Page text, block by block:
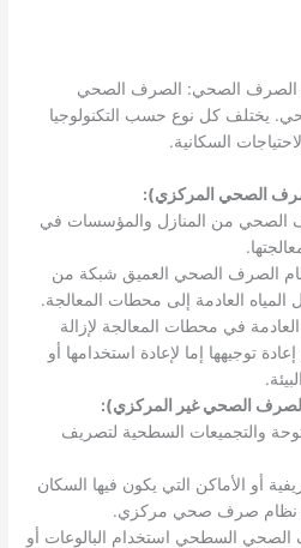
الصرف الصحي: الصرف الصحي
يختلف كل نوع حسب التكنولوجيا
السكانية.
الصحي المركزي):
الصحي من المنازل والمؤسسات في
الصرف الصحي العميق شبكة من
المياه العادمة إلى محطات المعالجة.
العادمة في محطات المعالجة لإزالة
توجيهها إما لإعادة استخدامها أو
الصحي غير المركزي):
والتجميعات السطحية لتصريف
أو الأماكن التي يكون فيها السكان
نظام صرف صحي مركزي.
السطحي استخدام البالوعات أو